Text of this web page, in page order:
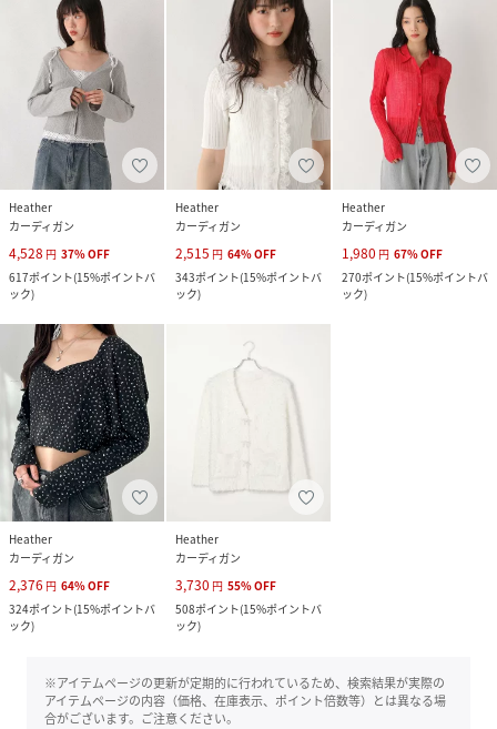
Heather
カーディガン
4,528 円 37%OFF
617ポイント(15%ポイントバ
ック)
Heather
カーディガン
2,515 円 64%OFF
343ポイント(15%ポイントバ
ック)
Heather
カーディガン
1,980 円 67%OFF
270ポイント(15%ポイントバ
ック)
Heather
カーディガン
2,376 円 64%OFF
324ポイント(15%ポイントバ
ック)
Heather
カーディガン
3,730 円 55%OFF
508ポイント(15%ポイントバ
ック)
※アイテムページの更新が定期的に行われているため、検索結果が実際の
アイテムページの内容（価格、在庫表示、ポイント倍数等）とは異なる場
合がございます。ご注意ください。